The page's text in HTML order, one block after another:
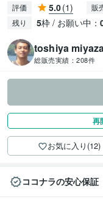
評価 5.0(1) 販
残り 5枠 / お願い中：
toshiya
総販売実績： 208件
再
お気に入り(12)
ココナラの安心保証